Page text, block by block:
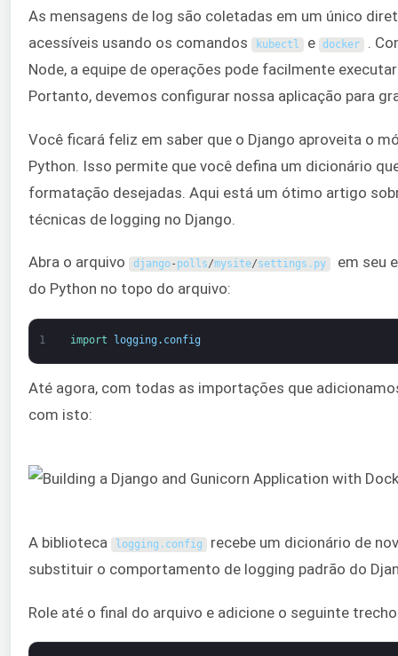
As mensagens de log são coletadas em um único
acessíveis usando os comandos
kubectl e docker
.
Node, a equipe de operações pode facilmente
Portanto, devemos configurar nossa aplicação para
Você ficará feliz em saber que o Django aproveita o
Python. Isso permite que você defina um dicionário
formatação desejadas. Aqui está um ótimo artigo
técnicas de logging no Django.
Abra o arquivo django- polls/mysite/settings . py em seu
do Python no topo do arquivo:
1 import logging . config
Até agora, com todas as importações que
com isto:
A biblioteca logging . config recebe um dicionário de
substituir o comportamento de logging padrão do
Role até o final do arquivo e adicione o seguinte